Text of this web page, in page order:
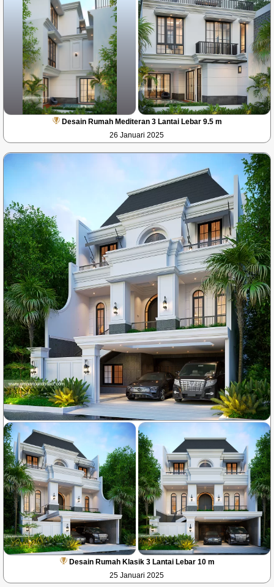
Desain Rumah Mediteran 3 Lantai Lebar 9.5 m
26 Januari 2025
Desain Rumah Klasik 3 Lantai Lebar 10 m
25 Januari 2025